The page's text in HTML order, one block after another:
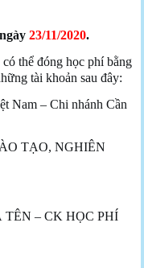
23/11/2020.
thể đóng học phí bằng
tài khoản sau đây:
Nam – Chi nhánh Cần
TẠO, NGHIÊN
TÊN – CK HỌC PHÍ